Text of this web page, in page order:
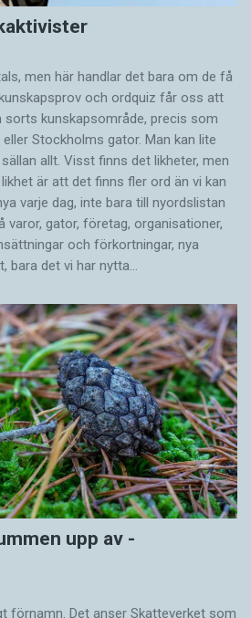
men här handlar det bara om de få
och ordquiz får oss att
kunskapsområde, precis som
Stockholms gator. Man kan lite
allt. Visst finns det likheter, men
är att det finns fler ord än vi kan
varje dag, inte bara till nyordslistan
varor, gator, företag, organisationer,
och förkortningar, nya
bara det vi har nytta…
upp av
förnamn. Det anser Skatte­verket som